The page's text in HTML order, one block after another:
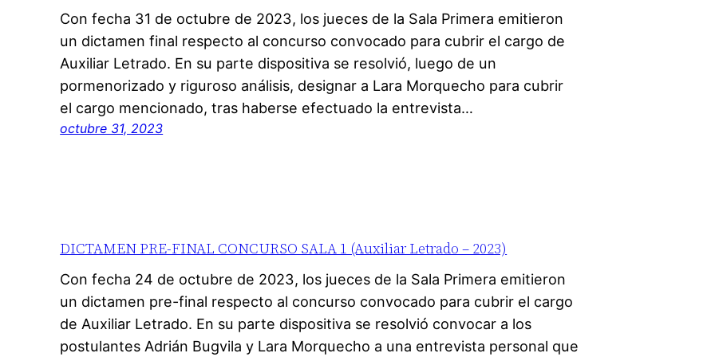
Con fecha 31 de octubre de 2023, los jueces de la Sala Primera emitieron
un dictamen final respecto al concurso convocado para cubrir el cargo de
Auxiliar Letrado. En su parte dispositiva se resolvió, luego de un
pormenorizado y riguroso análisis, designar a Lara Morquecho para cubrir
el cargo mencionado, tras haberse efectuado la entrevista…
octubre 31, 2023
DICTAMEN PRE-FINAL CONCURSO SALA 1 (Auxiliar Letrado – 2023)
Con fecha 24 de octubre de 2023, los jueces de la Sala Primera emitieron
un dictamen pre-final respecto al concurso convocado para cubrir el cargo
de Auxiliar Letrado. En su parte dispositiva se resolvió convocar a los
postulantes Adrián Bugvila y Lara Morquecho a una entrevista personal que